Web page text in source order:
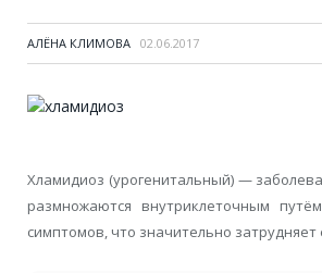
АЛЁНА КЛИМОВА 02.06.2017
Хламидиоз (урогенитальный) —
размножаются внутриклеточным
симптомов, что значительно